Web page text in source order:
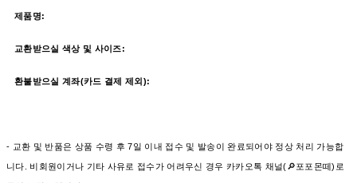
제품명:
교환받으실 색상 및 사이즈:
환불받으실 계좌(카드 결제 제외):
- 교환 및 반품은 상품 수령 후 7일 이내 접수 및 발송이 완료되어야 정상 처리 가능합
니다. 비회원이거나 기타 사유로 접수가 어려우신 경우 카카오톡 채널(🔎포포몬떼)로